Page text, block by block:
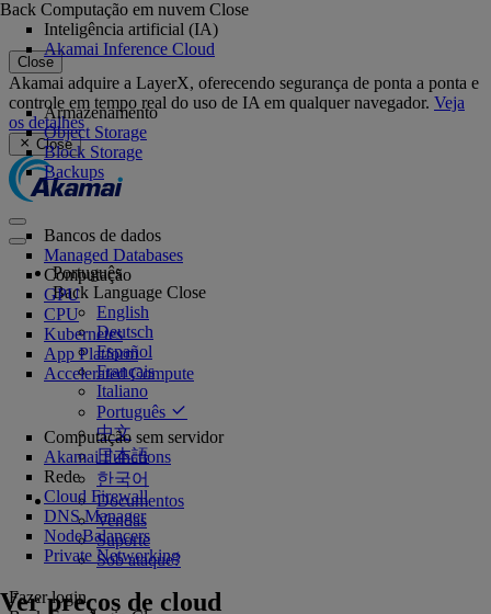
Close
Akamai adquire a LayerX, oferecendo segurança de ponta a ponta e
controle em tempo real do uso de IA em qualquer navegador. Veja
os detalhes
Close
Português
Back Language Close
English
Deutsch
Español
Français
Italiano
Português
中文
日本語
한국어
Documentos
Vendas
Suporte
Sob ataque?
Fazer login
Back Computação em nuvem Close
Inteligência artificial (IA)
Akamai Inference Cloud
Armazenamento
Object Storage
Block Storage
Backups
Bancos de dados
Managed Databases
Computação
GPU
CPU
Kubernetes
App Platform
Accelerated Compute
Computação sem servidor
Akamai Functions
Rede
Cloud Firewall
DNS Manager
NodeBalancers
Private Networking
Ver preços de cloud